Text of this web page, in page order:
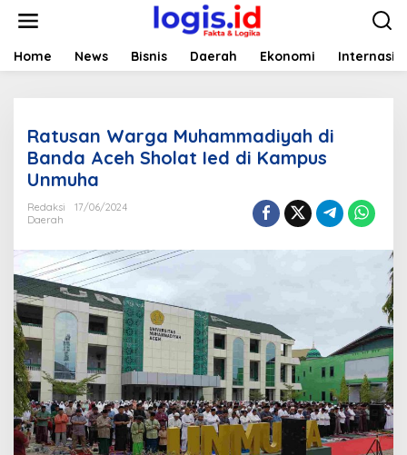
t
Home News Bisnis Daerah Ekonomi
Ratusan Warga Muhammadiyah di
Banda Aceh Sholat Ied di Kampus
Unmuha
Redaksi
17/06/2024
Daerah